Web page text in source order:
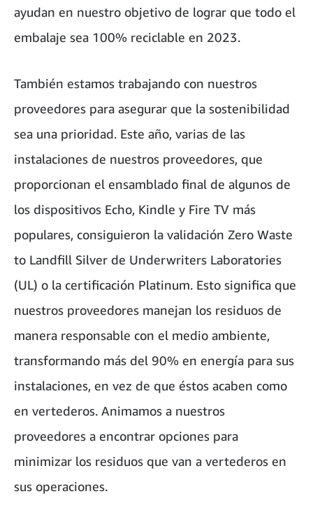
ayudan en nuestro objetivo de lograr que todo el
embalaje sea 100% reciclable en 2023.
También estamos trabajando con nuestros
proveedores para asegurar que la sostenibilidad
sea una prioridad. Este año, varias de las
instalaciones de nuestros proveedores, que
proporcionan el ensamblado final de algunos de
los dispositivos Echo, Kindle y Fire TV más
populares, consiguieron la validación Zero Waste
to Landfill Silver de Underwriters Laboratories
(UL) o la certificación Platinum. Esto significa que
nuestros proveedores manejan los residuos de
manera responsable con el medio ambiente,
transformando más del 90% en energía para sus
instalaciones, en vez de que éstos acaben como
en vertederos. Animamos a nuestros
proveedores a encontrar opciones para
minimizar los residuos que van a vertederos en
sus operaciones.